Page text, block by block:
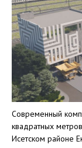
Современный
квадратных
Исетском районе